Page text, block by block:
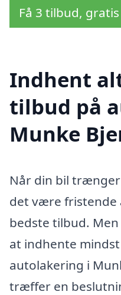
Få 3 tilbud,
Indhent
tilbud på
Munke
Når din bil
det være fristende
bedste tilbud.
at indhente
autolakering i
træffer en